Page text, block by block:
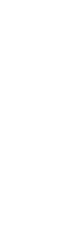
Tools,
ein Pro. Egal
Krypto-